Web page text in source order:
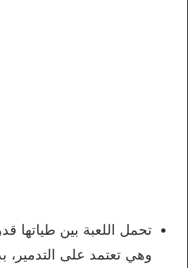
تحمل اللعبة بين طياتها
وهي تعتمد على التدمير،